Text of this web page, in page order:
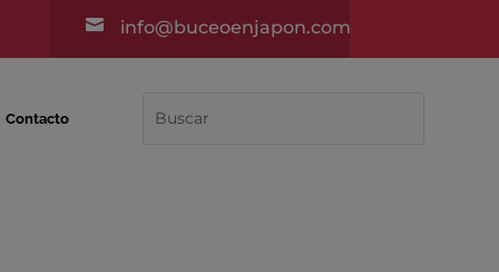
 info@buceoenjapon.com
Contacto